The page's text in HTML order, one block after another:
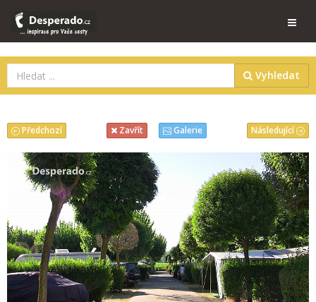
Vyhledat
Následující
Předchozí Zavřít Galerie